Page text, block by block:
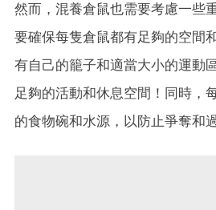
然而，混養倉鼠也需要考慮一些
要確保每隻倉鼠都有足夠的空間
有自己的籠子和適當大小的運動
足夠的活動和休息空間！同時，
的食物碗和水源，以防止爭奪和